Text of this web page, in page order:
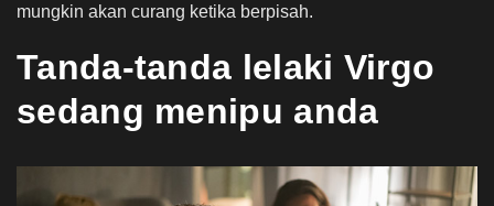
mungkin akan curang ketika berpisah.
Tanda-tanda lelaki Virgo
sedang menipu anda